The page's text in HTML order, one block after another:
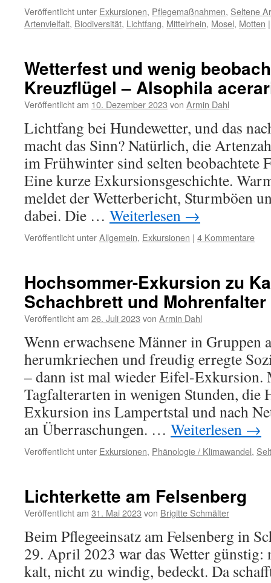
Veröffentlicht unter Exkursionen, Pflegemaßnahmen, Seltene
Artenvielfalt, Biodiversität, Lichtfang, Mittelrhein, Mosel, Motten |
Wetterfest und wenig
Kreuzflügel – Alsophila
Veröffentlicht am 10. Dezember 2023 von Armin Dahl
Lichtfang bei Hundewetter, und das
macht das Sinn? Natürlich, die
im Frühwinter sind selten beobachtete
Eine kurze Exkursionsgeschichte.
meldet der Wetterbericht, Sturmböen
dabei. Die … Weiterlesen →
Veröffentlicht unterAllgemein, Exkursionen | 4 Kommentare
Hochsommer-Exkursion zu
Schachbrett und Mohrenfalter
Veröffentlicht am 26. Juli 2023 von Armin Dahl
Wenn erwachsene Männer in Gruppen
herumkriechen und freudig erregte
– dann ist mal wieder Eifel-Exkursion.
Tagfalterarten in wenigen Stunden, die
Exkursion ins Lampertstal und nach
an Überraschungen. … Weiterlesen →
Veröffentlicht unter Exkursionen, Phänologie / Klimawandel,
Lichterkette am Felsenberg
Veröffentlicht am 31. Mai 2023 von Brigitte Schmälter
Beim Pflegeeinsatz am Felsenberg in
29. April 2023 war das Wetter
kalt, nicht zu windig, bedeckt. Da